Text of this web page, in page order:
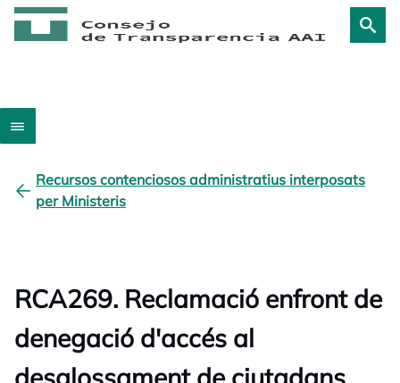
Recursos contenciosos administratius interposats
per Ministeris
RCA269. Reclamació enfront de
denegació d'accés al